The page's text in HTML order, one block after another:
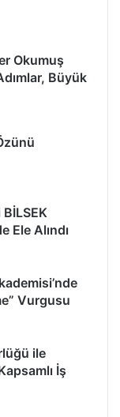
Okumuş
Büyük
Ele Alındı
Vurgusu
ile
İş